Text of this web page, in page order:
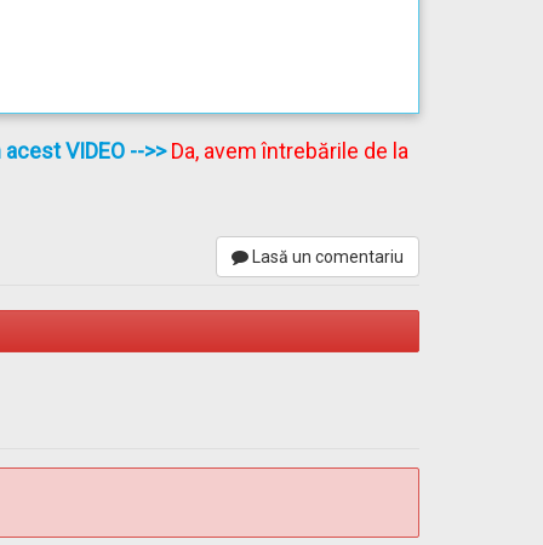
din sens invers" sau "Prioritate faţă de
VIDEO -->>Da, avem întrebările de la
Lasă un comentariu